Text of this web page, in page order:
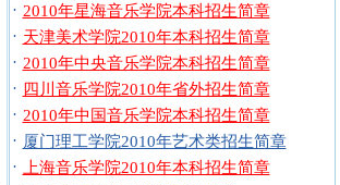
· 2010年星海音乐学院本科招生简章
· 天津美术学院2010年本科招生简章
· 2010年中央音乐学院本科招生简章
· 四川音乐学院2010年省外招生简章
· 2010年中国音乐学院本科招生简章
· 厦门理工学院2010年艺术类招生简章
·
上海音乐学院2010年本科招生简章